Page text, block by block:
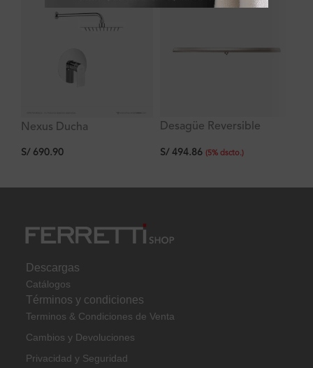
Nexus Ducha
20Cm Cuadrada + Brazo
S/ 690.90
Desagüe Reversible
Inoxidable 900*68 mm
S/494.86 (5% dscto.)
Descargas
Catálogos
Términos y condiciones
Terminos & Condiciones de Venta
Cambios y Devoluciones
Privacidad y Seguridad